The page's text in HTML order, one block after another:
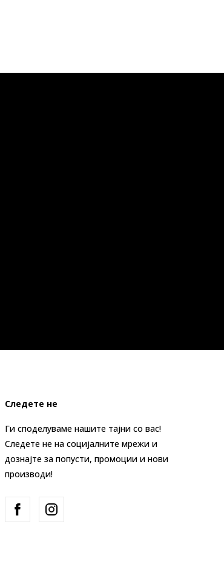
Следете не
Ги споделуваме нашите тајни со вас!
Следете не на социјалните мрежи и
дознајте за попусти, промоции и нови
производи!